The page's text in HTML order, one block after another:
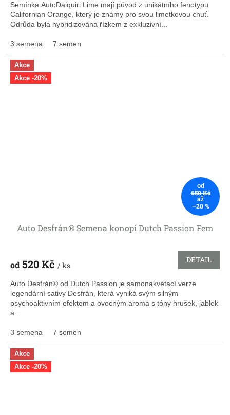
Semínka AutoDaiquiri Lime mají původ z unikátního fenotypu
Californian Orange, který je známy pro svou limetkovou chuť.
Odrůda byla hybridizována řízkem z exkluzivní...
3 semena 7 semen
Akce
Akce -20%
od
650 Kč
až
–20 %
Auto Desfrán® Semena konopí Dutch Passion Fem
od 520 Kč / ks
DETAIL
Auto Desfrán® od Dutch Passion je samonakvétací verze
legendární sativy Desfrán, která vyniká svým silným
psychoaktivním efektem a ovocným aroma s tóny hrušek, jablek
a...
3 semena 7 semen
Akce
Akce -20%